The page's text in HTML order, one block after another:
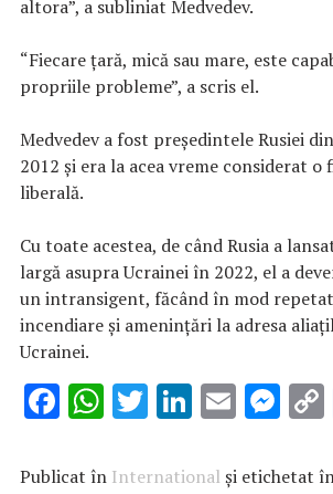
altora”, a subliniat Medvedev.
“Fiecare ţară, mică sau mare, este
propriile probleme”, a scris el.
Medvedev a fost preşedintele Rusiei
2012 şi era la acea vreme considerat
liberală.
Cu toate acestea, de când Rusia a
largă asupra Ucrainei în 2022, el a
un intransigent, făcând în mod
incendiare şi ameninţări la adresa
Ucrainei.
F
e
W
at
T
it
Li
k
E
ai
M
se
Publicat în International și etichetat